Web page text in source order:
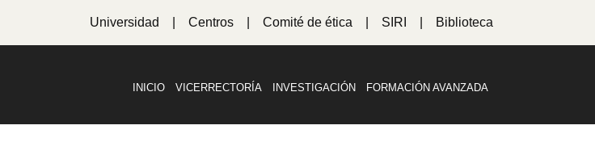
Universidad Centros Comité de ética SIRI Biblioteca
INICIO VICERRECTORÍA INVESTIGACIÓN FORMACIÓN AVANZADA